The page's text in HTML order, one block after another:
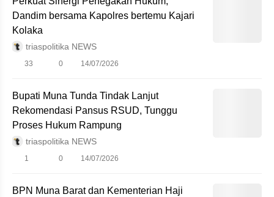
Dandim bersama Kapolres bertemu Kajari
Kolaka
triaspolitika NEWS
33 0 14/07/2026
Bupati Muna Tunda Tindak Lanjut
Rekomendasi Pansus RSUD, Tunggu
Proses Hukum Rampung
triaspolitika NEWS
1 0 14/07/2026
BPN Muna Barat dan Kementerian Haji